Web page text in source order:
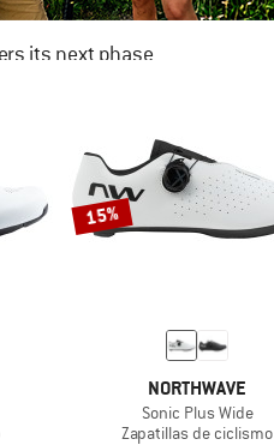
its next phase
TO THE SALE
15%
NORTHWAVE
Sonic Plus Wide
Zapatillas de ciclismo